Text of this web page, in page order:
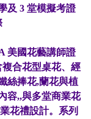
及 3 堂模擬考證
美國花藝講師證
複合花型桌花、經
絲捧花,蘭花與植
容,,與多堂商業花
花禮設計。系列